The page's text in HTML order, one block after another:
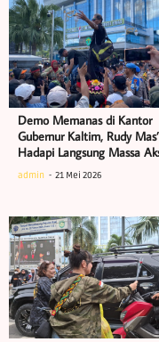
Demo Memanas di Kantor
Gubernur Kaltim, Rudy
Hadapi Langsung Massa
admin 21 Mei 2026